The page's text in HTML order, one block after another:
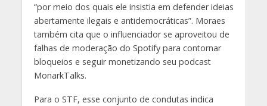
“por meio dos quais ele insistia em defender ideias
abertamente ilegais e antidemocráticas”. Moraes
também cita que o influenciador se aproveitou de
falhas de moderação do Spotify para contornar
bloqueios e seguir monetizando seu podcast
MonarkTalks.
Para o STF, esse conjunto de condutas indica